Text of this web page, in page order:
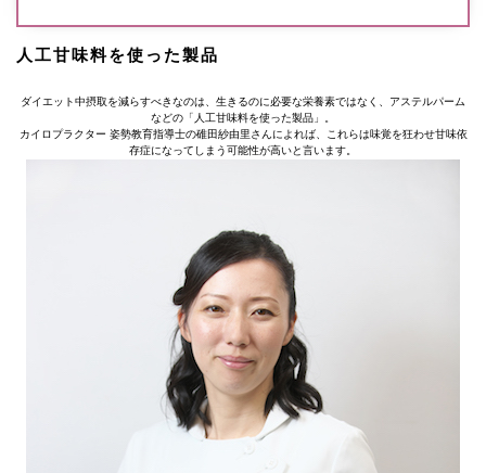
人工甘味料を使った製品
ダイエット中摂取を減らすべきなのは、生きるのに必要な栄養素ではなく、アステルパーム
などの「人工甘味料を使った製品」。
カイロプラクター 姿勢教育指導士の碓田紗由里さんによれば、これらは味覚を狂わせ甘味依
存症になってしまう可能性が高いと言います。